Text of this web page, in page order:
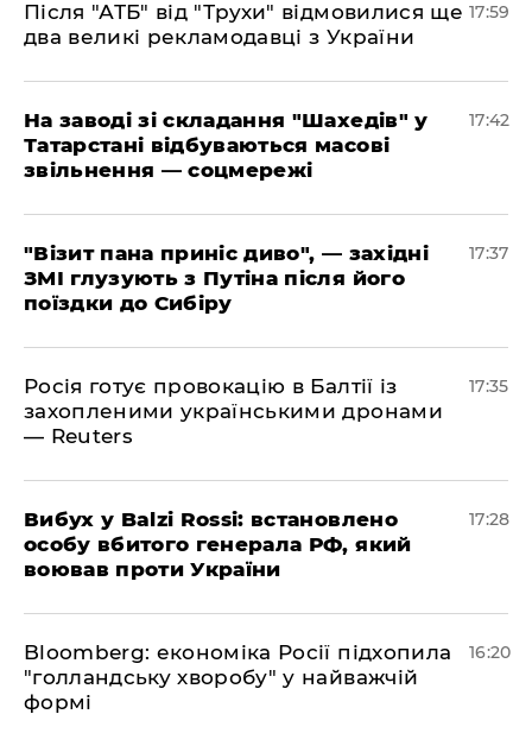
​Після "АТБ" від "Трухи" відмовилися ще
два великі рекламодавці з України
17:59
​На заводі зі складання "Шахедів" у
Татарстані відбуваються масові
звільнення — соцмережі
17:42
"Візит пана приніс диво", — західні
ЗМІ глузують з Путіна після його
поїздки до Сибіру
17:37
Росія готує провокацію в Балтії із
захопленими українськими дронами
— Reuters
17:35
​Вибух у Balzi Rossi: встановлено
особу вбитого генерала РФ, який
воював проти України
17:28
Bloomberg: економіка Росії підхопила
"голландську хворобу" у найважчій
формі
16:20